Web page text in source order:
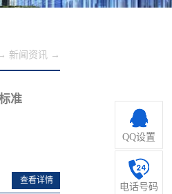
新闻资讯 →
准
查看详情
QQ设置
电话号码